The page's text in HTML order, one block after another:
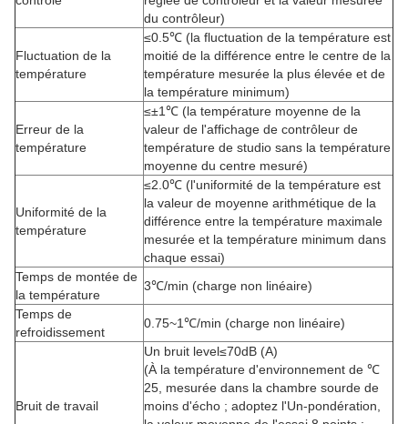
du contrôleur)
Fluctuation de la
température
≤0.5℃ (la fluctuation de la température est
moitié de la différence entre le centre de la
température mesurée la plus élevée et de
la température minimum)
Erreur de la
température
≤±1℃ (la température moyenne de la
valeur de l'affichage de contrôleur de
température de studio sans la température
moyenne du centre mesuré)
Uniformité de la
température
≤2.0℃ (l'uniformité de la température est
la valeur de moyenne arithmétique de la
différence entre la température maximale
mesurée et la température minimum dans
chaque essai)
Temps de montée de
la température
3℃/min (charge non linéaire)
Temps de
refroidissement
0.75~1℃/min (charge non linéaire)
Bruit de travail
Un bruit level≤70dB (A)
(À la température d'environnement de ℃
25, mesurée dans la chambre sourde de
moins d'écho ; adoptez l'Un-pondération,